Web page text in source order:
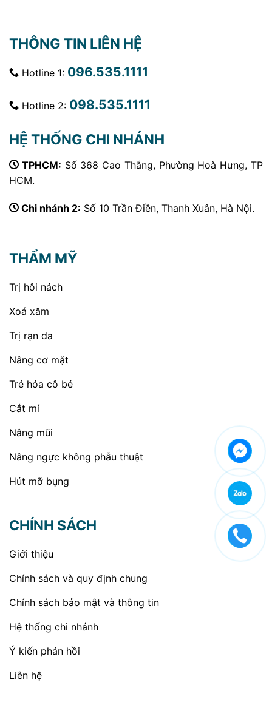
THÔNG TIN LIÊN HỆ
Hotline 1: 096.535.1111
Hotline 2: 098.535.1111
HỆ THỐNG CHI NHÁNH
TPHCM: Số 368 Cao Thắng, Phường Hoà Hưng, TP
HCM.
Chi nhánh 2: Số 10 Trần Điền, Thanh Xuân, Hà Nội.
THẨM MỸ
Trị hôi nách
Xoá xăm
Trị rạn da
Nâng cơ mặt
Trẻ hóa cô bé
Cắt mí
Nâng mũi
Nâng ngực không phẫu thuật
Hút mỡ bụng
CHÍNH SÁCH
Giới thiệu
Chính sách và quy định chung
Chính sách bảo mật và thông tin
Hệ thống chi nhánh
Ý kiến phản hồi
Liên hệ